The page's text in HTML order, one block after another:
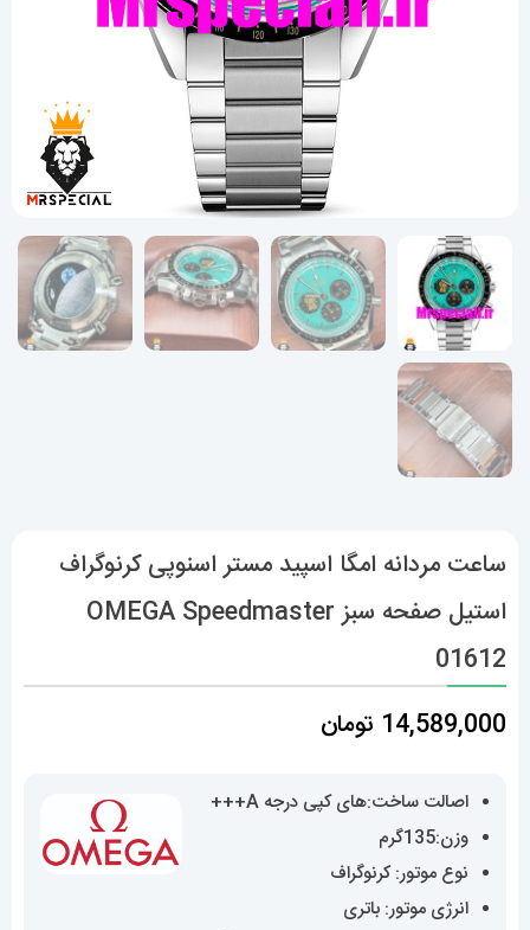
ساعت مردانه امگا اسپید مستر اسنوپی کرنوگراف
استیل صفحه سبز OMEGA Speedmaster
01612
14,589,000 تومان
اصالت ساخت:های کپی درجه A+++
وزن:135گرم
نوع موتور: کرنوگراف
انرژی موتور: باتری